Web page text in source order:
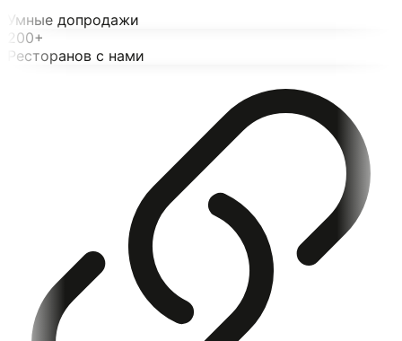
Умные допродажи
200+
Ресторанов с нами